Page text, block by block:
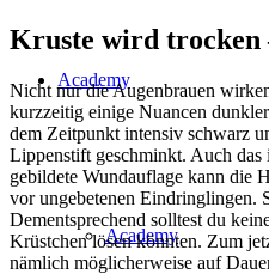
Academy
Academy
Kruste wird trocken
Nicht nur die Augenbrauen
kurzzeitig einige Nuancen
dem Zeitpunkt intensiv schwarz
Lippenstift geschminkt. Auch
gebildete Wundauflage kann die
vor ungebetenen Eindringlingen.
Dementsprechend solltest du
Krüstchen lösen könnten. Zum
nämlich möglicherweise auf